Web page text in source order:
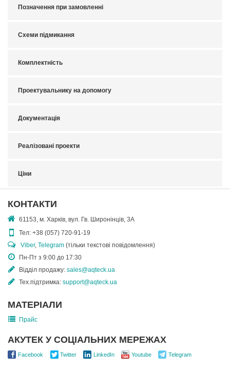
Позначення при замовленні
Схеми підмикання
Комплектність
Проектувальнику на допомогу
Документація
Реалізовані проекти
Ціни
КОНТАКТИ
61153, м. Харків, вул. Гв. Широнінців, 3А
Тел: +38 (057) 720-91-19
Viber, Telegram (тільки текстові повідомлення)
Пн-Пт з 9:00 до 17:30
Відділ продажу: sales@aqteck.ua
Тех.підтримка: support@aqteck.ua
МАТЕРІАЛИ
Прайс
АКУТЕК У СОЦІАЛЬНИХ МЕРЕЖАХ
Facebook Twitter LinkedIn Youtube Telegram